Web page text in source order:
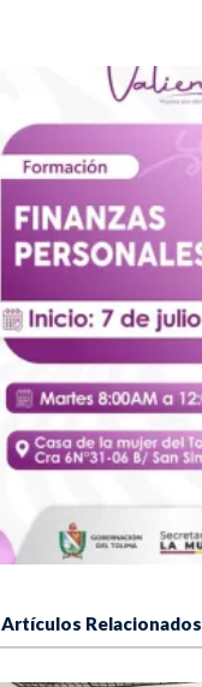
Artículos Relacionados